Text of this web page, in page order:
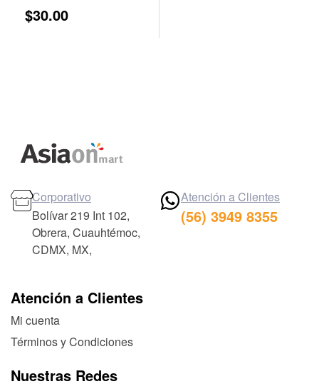
$30.00
Atención a Clientes
Mi cuenta
Términos y Condiciones
Nuestras Redes
Corporativo
Bolívar 219 Int 102,
Obrera, Cuauhtémoc,
CDMX, MX,
Atención a Clientes
(56) 3949 8355